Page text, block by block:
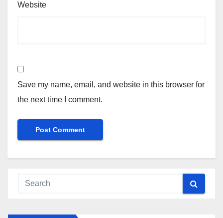
Website
Save my name, email, and website in this browser for
the next time I comment.